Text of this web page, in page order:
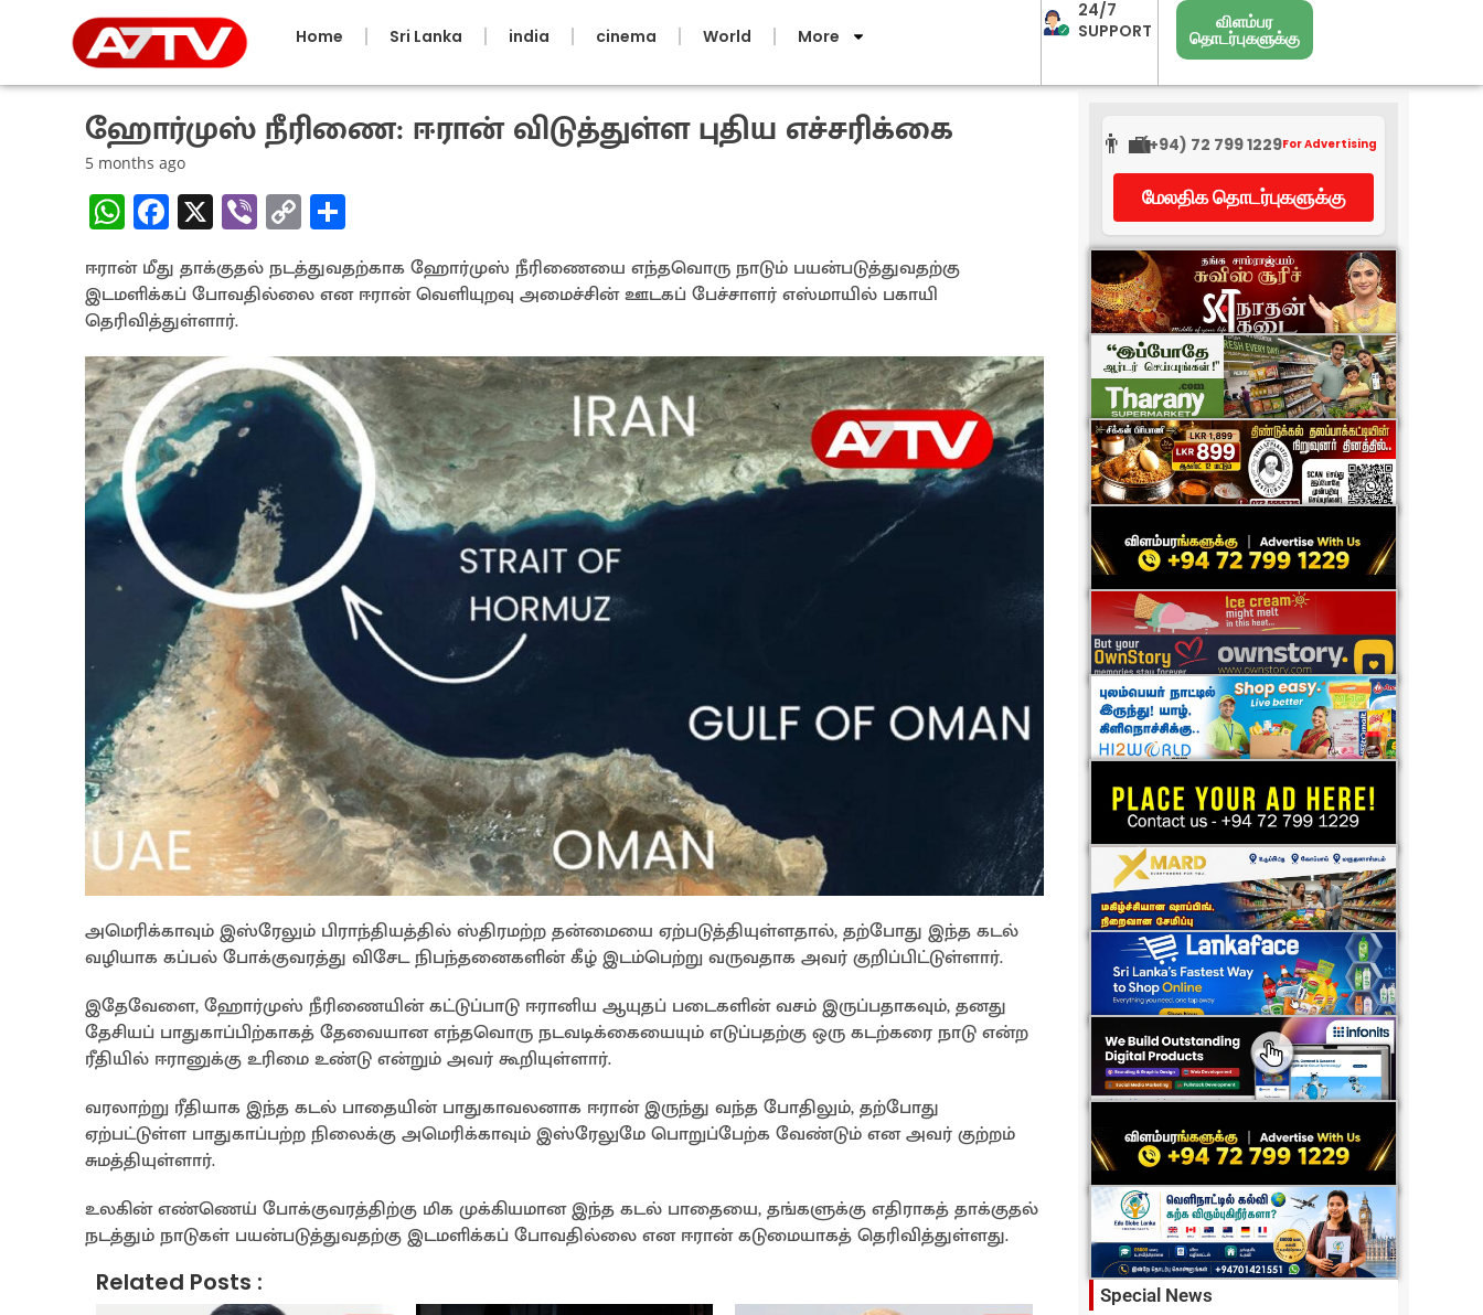
Home Sri Lanka india cinema World More
24/7
SUPPORT
விளம்பர
தொடர்புகளுக்கு
ஹோர்முஸ் நீரிணை: ஈரான் விடுத்துள்ள புதிய எச்சரிக்கை
5 months ago
W
h
at
sA
p
p
Fa
ce
b
o
o
k
X Vi
b
er
C
o
py
Li
n
k
h
ar
e
ஈரான் மீது தாக்குதல் நடத்துவதற்காக ஹோர்முஸ் நீரிணையை எந்தவொரு நாடும் பயன்படுத்துவதற்கு
இடமளிக்கப் போவதில்லை என ஈரான் வெளியுறவு அமைச்சின் ஊடகப் பேச்சாளர் எஸ்மாயில் பகாயி
தெரிவித்துள்ளார்.
அமெரிக்காவும் இஸ்ரேலும் பிராந்தியத்தில் ஸ்திரமற்ற தன்மையை ஏற்படுத்தியுள்ளதால், தற்போது இந்த கடல்
வழியாக கப்பல் போக்குவரத்து விசேட நிபந்தனைகளின் கீழ் இடம்பெற்று வருவதாக அவர் குறிப்பிட்டுள்ளார்.
இதேவேளை, ஹோர்முஸ் நீரிணையின் கட்டுப்பாடு ஈரானிய ஆயுதப் படைகளின் வசம் இருப்பதாகவும், தனது
தேசியப் பாதுகாப்பிற்காகத் தேவையான எந்தவொரு நடவடிக்கையையும் எடுப்பதற்கு ஒரு கடற்கரை நாடு என்ற
ரீதியில் ஈரானுக்கு உரிமை உண்டு என்றும் அவர் கூறியுள்ளார்.
வரலாற்று ரீதியாக இந்த கடல் பாதையின் பாதுகாவலனாக ஈரான் இருந்து வந்த போதிலும், தற்போது
ஏற்பட்டுள்ள பாதுகாப்பற்ற நிலைக்கு அமெரிக்காவும் இஸ்ரேலுமே பொறுப்பேற்க வேண்டும் என அவர் குற்றம்
சுமத்தியுள்ளார்.
உலகின் எண்ணெய் போக்குவரத்திற்கு மிக முக்கியமான இந்த கடல் பாதையை, தங்களுக்கு எதிராகத் தாக்குதல்
நடத்தும் நாடுகள் பயன்படுத்துவதற்கு இடமளிக்கப் போவதில்லை என ஈரான் கடுமையாகத் தெரிவித்துள்ளது.
Related Posts :
👨‍💼(+94) 72 799 1229For Advertising
மேலதிக தொடர்புகளுக்கு
Special News